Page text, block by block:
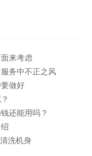
来考虑
务中不正之风
做好
还能用吗​？
洗机身